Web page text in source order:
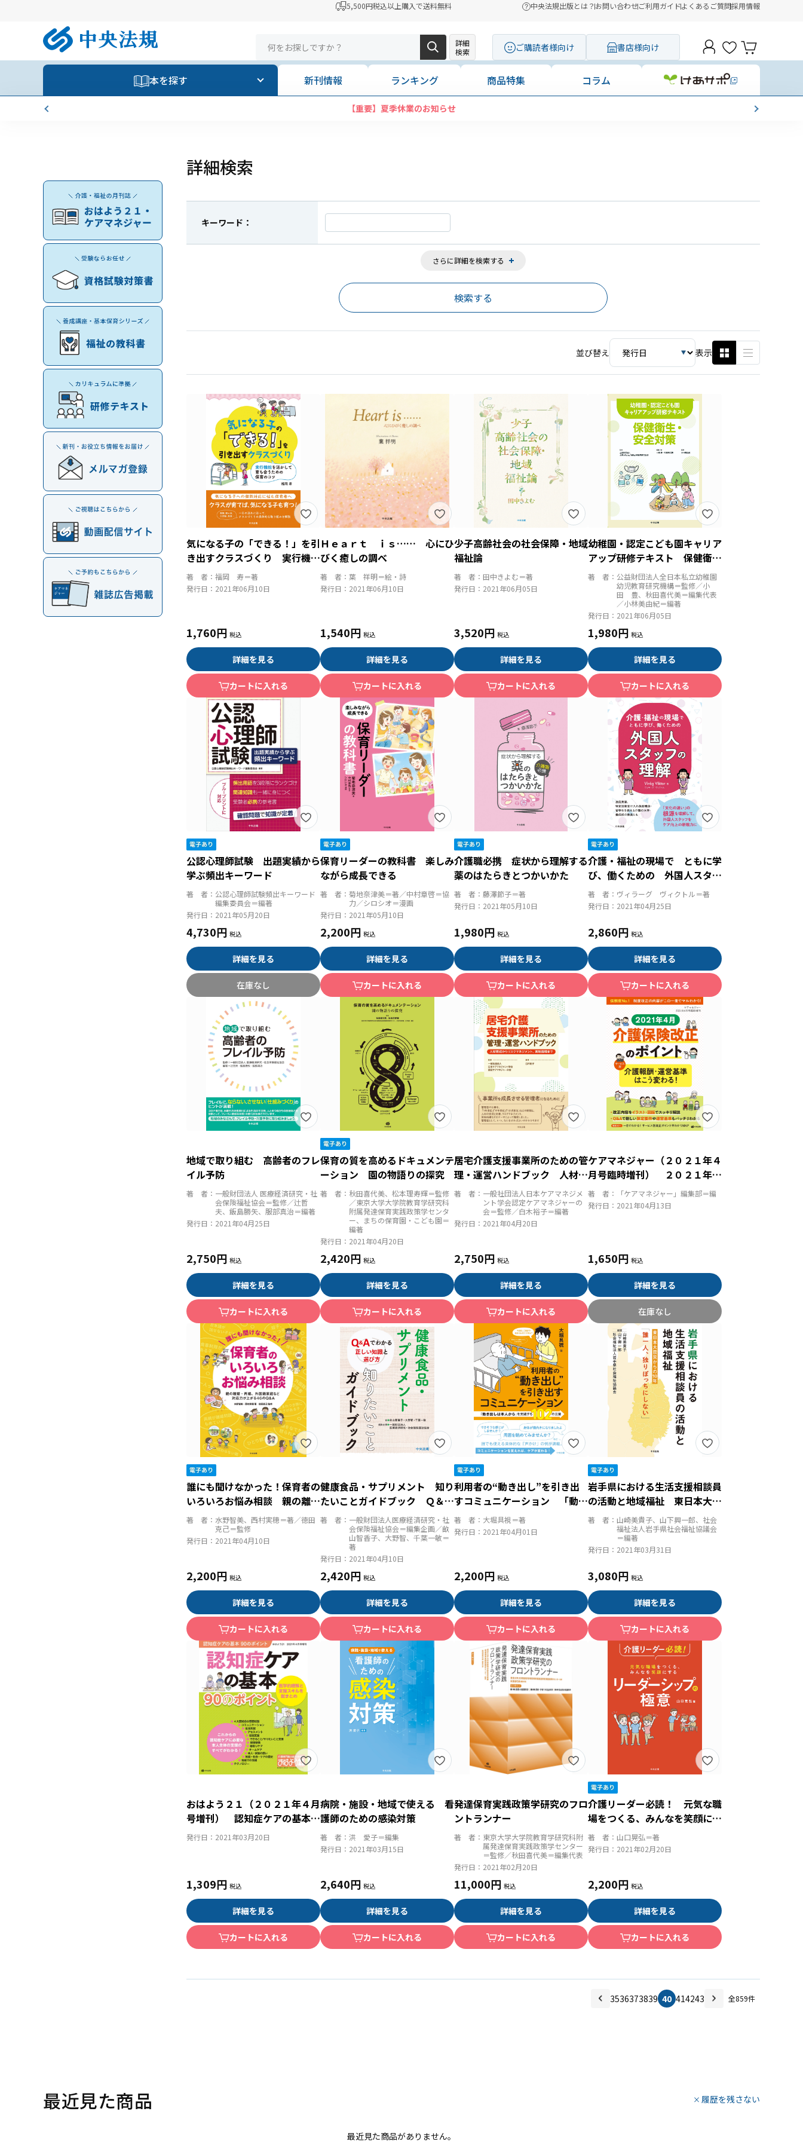
5,500円税込以上購入で送料無料 中央法規出版とは？お問い合わせご利用ガイドよくあるご質問採用情報
詳細
検索
ご購読者様向け 書店様向け
本を探す 新刊情報 ランキング 商品特集 コラム
コンビニ決済に「セブンイレブン」を追加いたしました
詳細検索
キーワード：
さらに詳細を検索する
並び替え 表示
気になる子の「できる！」を引
き出すクラスづくり 実行機能
を活かして育ち合うための保育
のコツ
著 者： 福岡 寿＝著
発行日： 2021年06月10日
1,760円
詳細を見る
カートに入れる
Ｈｅａｒｔ ｉｓ…… 心にひ
びく癒しの調べ
著 者： 葉 祥明＝絵・詩
発行日： 2021年06月10日
1,540円
詳細を見る
カートに入れる
少子高齢社会の社会保障・地域
福祉論
著 者： 田中きよむ＝著
発行日： 2021年06月05日
3,520円
詳細を見る
カートに入れる
幼稚園・認定こども園キャリア
アップ研修テキスト 保健衛
生・安全対策
著 者： 公益財団法人全日本私立幼稚園
幼児教育研究機構＝監修／小
田 豊、秋田喜代美＝編集代表
／小林美由紀＝編著
発行日： 2021年06月05日
1,980円
詳細を見る
カートに入れる
公認心理師試験 出題実績から
学ぶ頻出キーワード
著 者： 公認心理師試験頻出キーワード
編集委員会＝編著
発行日： 2021年05月20日
4,730円
詳細を見る
在庫なし
保育リーダーの教科書 楽しみ
ながら成長できる
著 者： 菊地奈津美＝著／中村章啓＝協
力／シロシオ＝漫画
発行日： 2021年05月10日
2,200円
詳細を見る
カートに入れる
介護職必携 症状から理解する
薬のはたらきとつかいかた
著 者： 藤澤節子＝著
発行日： 2021年05月10日
1,980円
詳細を見る
カートに入れる
介護・福祉の現場で ともに学
び、働くための 外国人スタッ
フの理解
著 者： ヴィラーグ ヴィクトル＝著
発行日： 2021年04月25日
2,860円
詳細を見る
カートに入れる
地域で取り組む 高齢者のフレ
イル予防
著 者： 一般財団法人 医療経済研究・社
会保険福祉協会＝監修／辻哲
夫、飯島勝矢、服部真治＝編著
発行日： 2021年04月25日
2,750円
詳細を見る
カートに入れる
保育の質を高めるドキュメンテ
ーション 園の物語りの探究
著 者： 秋田喜代美、松本理寿輝＝監修
／東京大学大学院教育学研究科
附属発達保育実践政策学センタ
ー、まちの保育園・こども園＝
編著
発行日： 2021年04月20日
2,420円
詳細を見る
カートに入れる
居宅介護支援事業所のための管
理・運営ハンドブック 人材育
成からリスクマネジメント、実
地指導まで
著 者： 一般社団法人日本ケアマネジメ
ント学会認定ケアマネジャーの
会＝監修／白木裕子＝編著
発行日： 2021年04月20日
2,750円
詳細を見る
カートに入れる
ケアマネジャー（２０２１年４
月号臨時増刊） ２０２１年４
月 介護保険改正のポイント
著 者：
「ケアマネジャー」編集部＝編
発行日： 2021年04月13日
1,650円
詳細を見る
在庫なし
誰にも聞けなかった！保育者の
いろいろお悩み相談 親の離
婚・再婚、外国籍家庭など 対
応力が上がる４６のＱ＆Ａ
著 者： 水野智美、西村実穂＝著／徳田
克己＝監修
発行日： 2021年04月10日
2,200円
詳細を見る
カートに入れる
健康食品・サプリメント 知り
たいことガイドブック Ｑ＆Ａ
でわかる正しい知識と選び方
著 者： 一般財団法人医療経済研究・社
会保険福祉協会＝編集企画／畝
山智香子、大野智、千葉一敏＝
著
発行日： 2021年04月10日
2,420円
詳細を見る
カートに入れる
利用者の“動き出し”を引き出
すコミュニケーション 「動き
出しは本人から」を実践する１
０２の言葉
著 者： 大堀具視＝著
発行日： 2021年04月01日
2,200円
詳細を見る
カートに入れる
岩手県における生活支援相談員
の活動と地域福祉 東日本大震
災からの１０年「誰一人、独り
ぼっちにしない」
著 者： 山崎美貴子、山下興一郎、社会
福祉法人岩手県社会福祉協議会
＝編著
発行日： 2021年03月31日
3,080円
詳細を見る
カートに入れる
おはよう２１（２０２１年４月
号増刊） 認知症ケアの基本
９０のポイント 医学的理解と
発行日： 2021年03月20日
1,309円
詳細を見る
カートに入れる
病院・施設・地域で使える 看
護師のための感染対策
著 者： 洪 愛子＝編集
発行日： 2021年03月15日
2,640円
詳細を見る
カートに入れる
発達保育実践政策学研究のフロ
ントランナー
著 者： 東京大学大学院教育学研究科附
属発達保育実践政策学センター
＝監修／秋田喜代美＝編集代表
発行日： 2021年02月20日
11,000円
詳細を見る
カートに入れる
介護リーダー必読！ 元気な職
場をつくる、みんなを笑顔にす
る リーダーシップの極意
著 者： 山口晃弘＝著
発行日： 2021年02月20日
2,200円
詳細を見る
カートに入れる
3536373839 40 414243 全859件
最近見た商品
最近見た商品がありません。
履歴を残さない